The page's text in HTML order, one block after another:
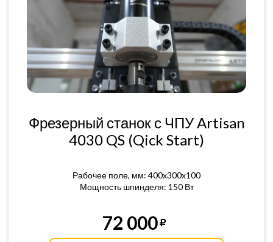
Фрезерный станок с ЧПУ Artisan
4030 QS (Qick Start)
Рабочее поле, мм: 400x300x100
Мощность шпинделя: 150 Вт
72 000